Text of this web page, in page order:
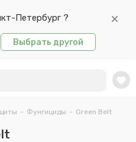
Петербург ?
Выбрать другой
- Фунгициды - Green Belt